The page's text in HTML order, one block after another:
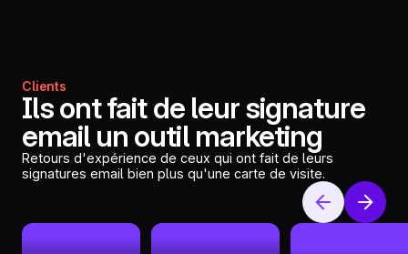
Clients
Ils ont fait de leur signature
email un outil marketing
Retours d'expérience de ceux qui ont fait de leurs
signatures email bien plus qu'une carte de visite.